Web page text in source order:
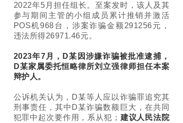
2022年5月担任组长。至案发时，该人及其
参与期间主管的小组成员累计推销并激活
POS机968台，涉案诈骗金额291256元，
违法所得26971.46元。
2023年7月，D某因涉嫌诈骗被批准逮捕，
D某家属委托恒略律所刘立强律师担任本案
辩护人。
公诉机关认为，D某等人应以诈骗罪追究其
刑事责任，其中D某诈骗数额巨大，在共同
犯罪中起次要作用，系从犯； 建议人民法院